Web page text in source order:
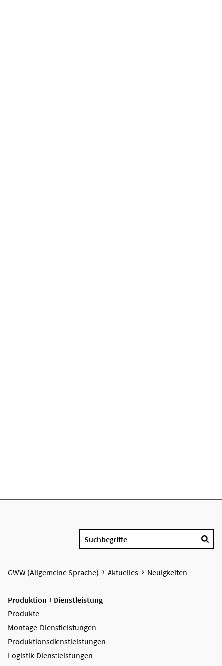
Suchbegriffe
GWW (Allgemeine Sprache) Aktuelles Neuigkeiten
Produktion + Dienstleistung
Produkte
Montage-Dienstleistungen
Produktions­dienstleistungen
Logistik-Dienstleistungen